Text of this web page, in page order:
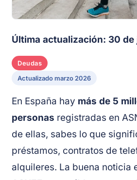
Última actualización: 30
Deudas
Actualizado marzo 2026
En España hay más de 5
personas registradas en
de ellas, sabes lo que
préstamos, contratos de
alquileres. La buena noticia